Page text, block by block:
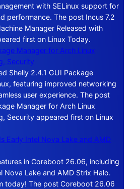
with SELinux support for
performance. The post Incus 7.2
Manager Released with
first on Linux Today.
Manager for Arch Linux
Security
Shelly 2.4.1 GUI Package
featuring improved networking
user experience. The post
Manager for Arch Linux
Security appeared first on Linux
Early Intel Nova Lake and AMD
in Coreboot 26.06, including
Nova Lake and AMD Strix Halo.
today! The post Coreboot 26.06